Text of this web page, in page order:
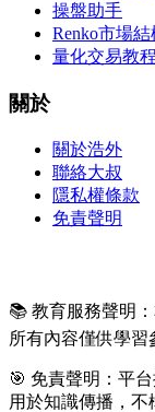
操盤助手
Renko市場
量化交易教程
關於
關於浩外
聯絡大叔
隱私權條款
免責聲明
📚 教育服務聲明
所有內容僅供學習
🎯 免責聲明：平
用於知識傳播，不